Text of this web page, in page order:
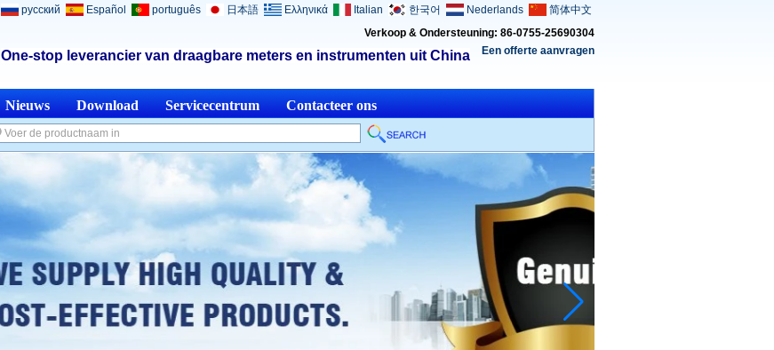
One-stop leverancier van draagbare meters en instrumenten uit China
Verkoop & Ondersteuning: 86-0755-25690304
Een offerte aanvragen
русский Español português 日本語 Ελληνικά Italian 한국어 Nederlands 简体中文
Nieuws Download Servicecentrum Contacteer ons